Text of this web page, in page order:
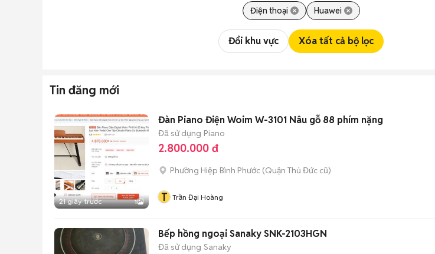
Điện thoại Huawei
Đổi khu vực Xóa tất cả bộ lọc
Tin đăng mới
21 giây trước 1
Đàn Piano Điện Woim W-3101 Nâu gỗ 88 phím nặng
Đã sử dụng Piano
2.800.000 đ
Phường Hiệp Bình Phước (Quận Thủ Đức cũ)
T Trần Đại Hoàng
Bếp hồng ngoại Sanaky SNK-2103HGN
Đã sử dụng Sanaky